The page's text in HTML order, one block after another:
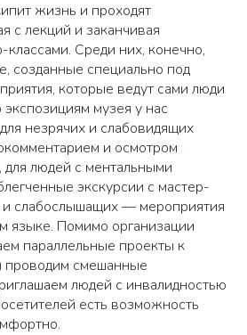
жизнь и проходят
с лекций и заканчивая
Среди них, конечно,
созданные специально под
которые ведут сами люди
музея у нас
незрячих и слабовидящих
и осмотром
для людей с ментальными
экскурсии с мастер-
и слабослышащих — мероприятия
языке. Помимо организации
параллельные проекты к
проводим смешанные
людей с инвалидностью
есть возможность